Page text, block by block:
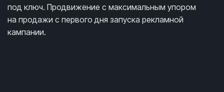
под ключ. Продвижение с максимальным упором
на продажи с первого дня запуска рекламной
кампании.